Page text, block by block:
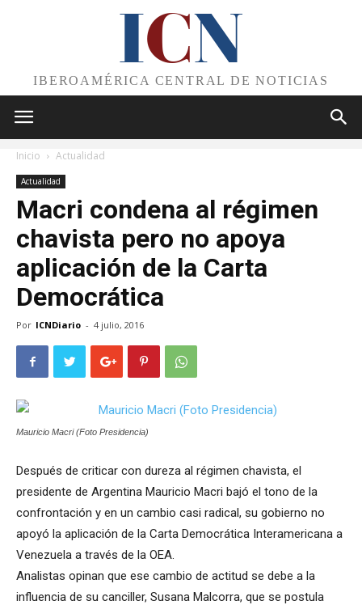
ICN
IBEROAMÉRICA CENTRAL DE NOTICIAS
Inicio Actualidad
Actualidad
Macri condena al régimen
chavista pero no apoya
aplicación de la Carta
Democrática
Por ICNDiario - 4 julio, 2016
Mauricio Macri (Foto Presidencia)
Después de criticar con dureza al régimen chavista, el
presidente de Argentina Mauricio Macri bajó el tono de la
confrontación y en un cambio casi radical, su gobierno no
apoyó la aplicación de la Carta Democrática Interamericana a
Venezuela a través de la OEA.
Analistas opinan que ese cambio de actitud se debe a la
influencia de su canciller, Susana Malcorra, que se postula